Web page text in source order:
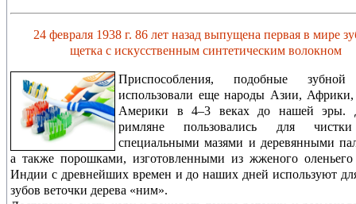
24 февраля 1938 г. 86 лет назад выпущена первая в мире
щетка с искусственным синтетическим волокном
Приспособления, подобные
использовали еще народы Азии,
Америки в 4–3 веках до нашей эры.
римляне пользовались для
специальными мазями и деревянными
а также порошками, изготовленными из жженого
Индии с древнейших времен и до наших дней используют
зубов веточки дерева «ним».